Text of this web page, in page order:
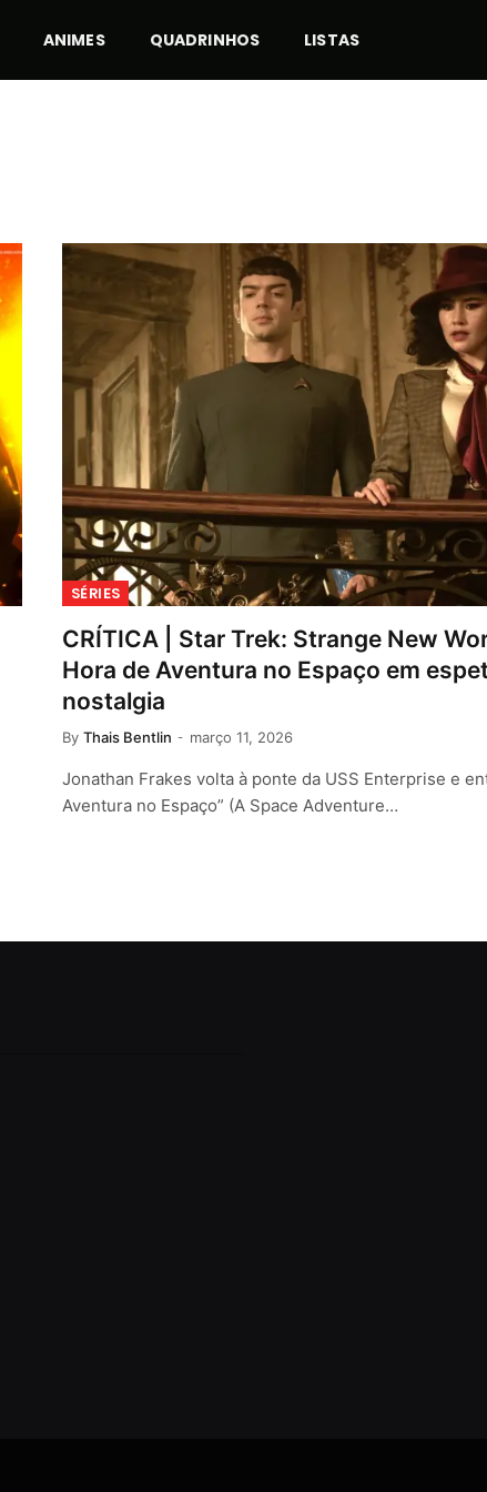
ANIMES QUADRINHOS LISTAS
SÉRIES
CRÍTICA | Star Trek: Strange New
Hora de Aventura no Espaço em
nostalgia
By Thais Bentlin março 11, 2026
Jonathan Frakes volta à ponte da USS Enterprise e
Aventura no Espaço” (A Space Adventure…